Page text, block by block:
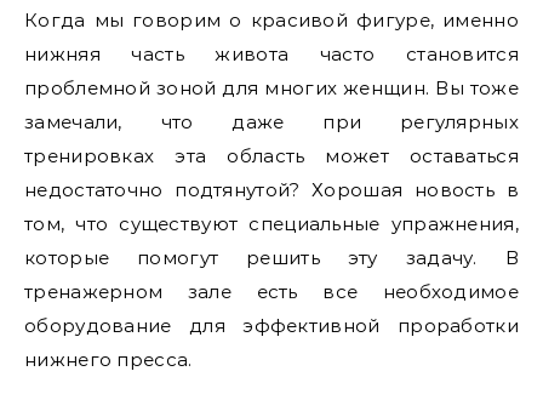
Когда мы говорим о красивой фигуре, именно
нижняя часть живота часто становится
проблемной зоной для многих женщин. Вы тоже
замечали, что даже при регулярных
тренировках эта область может оставаться
недостаточно подтянутой? Хорошая новость в
том, что существуют специальные упражнения,
которые помогут решить эту задачу. В
тренажерном зале есть все необходимое
оборудование для эффективной проработки
нижнего пресса.